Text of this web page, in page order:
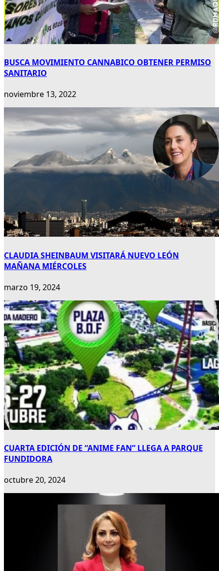
BUSCA MOVIMIENTO CANNABICO OBTENER PERMISO
SANITARIO
noviembre 13, 2022
CLAUDIA SHEINBAUM VISITARÁ NUEVO LEÓN
MAÑANA MIÉRCOLES
marzo 19, 2024
CUARTA EDICIÓN DE “ANIME FAN” LLEGA A PARQUE
FUNDIDORA
octubre 20, 2024